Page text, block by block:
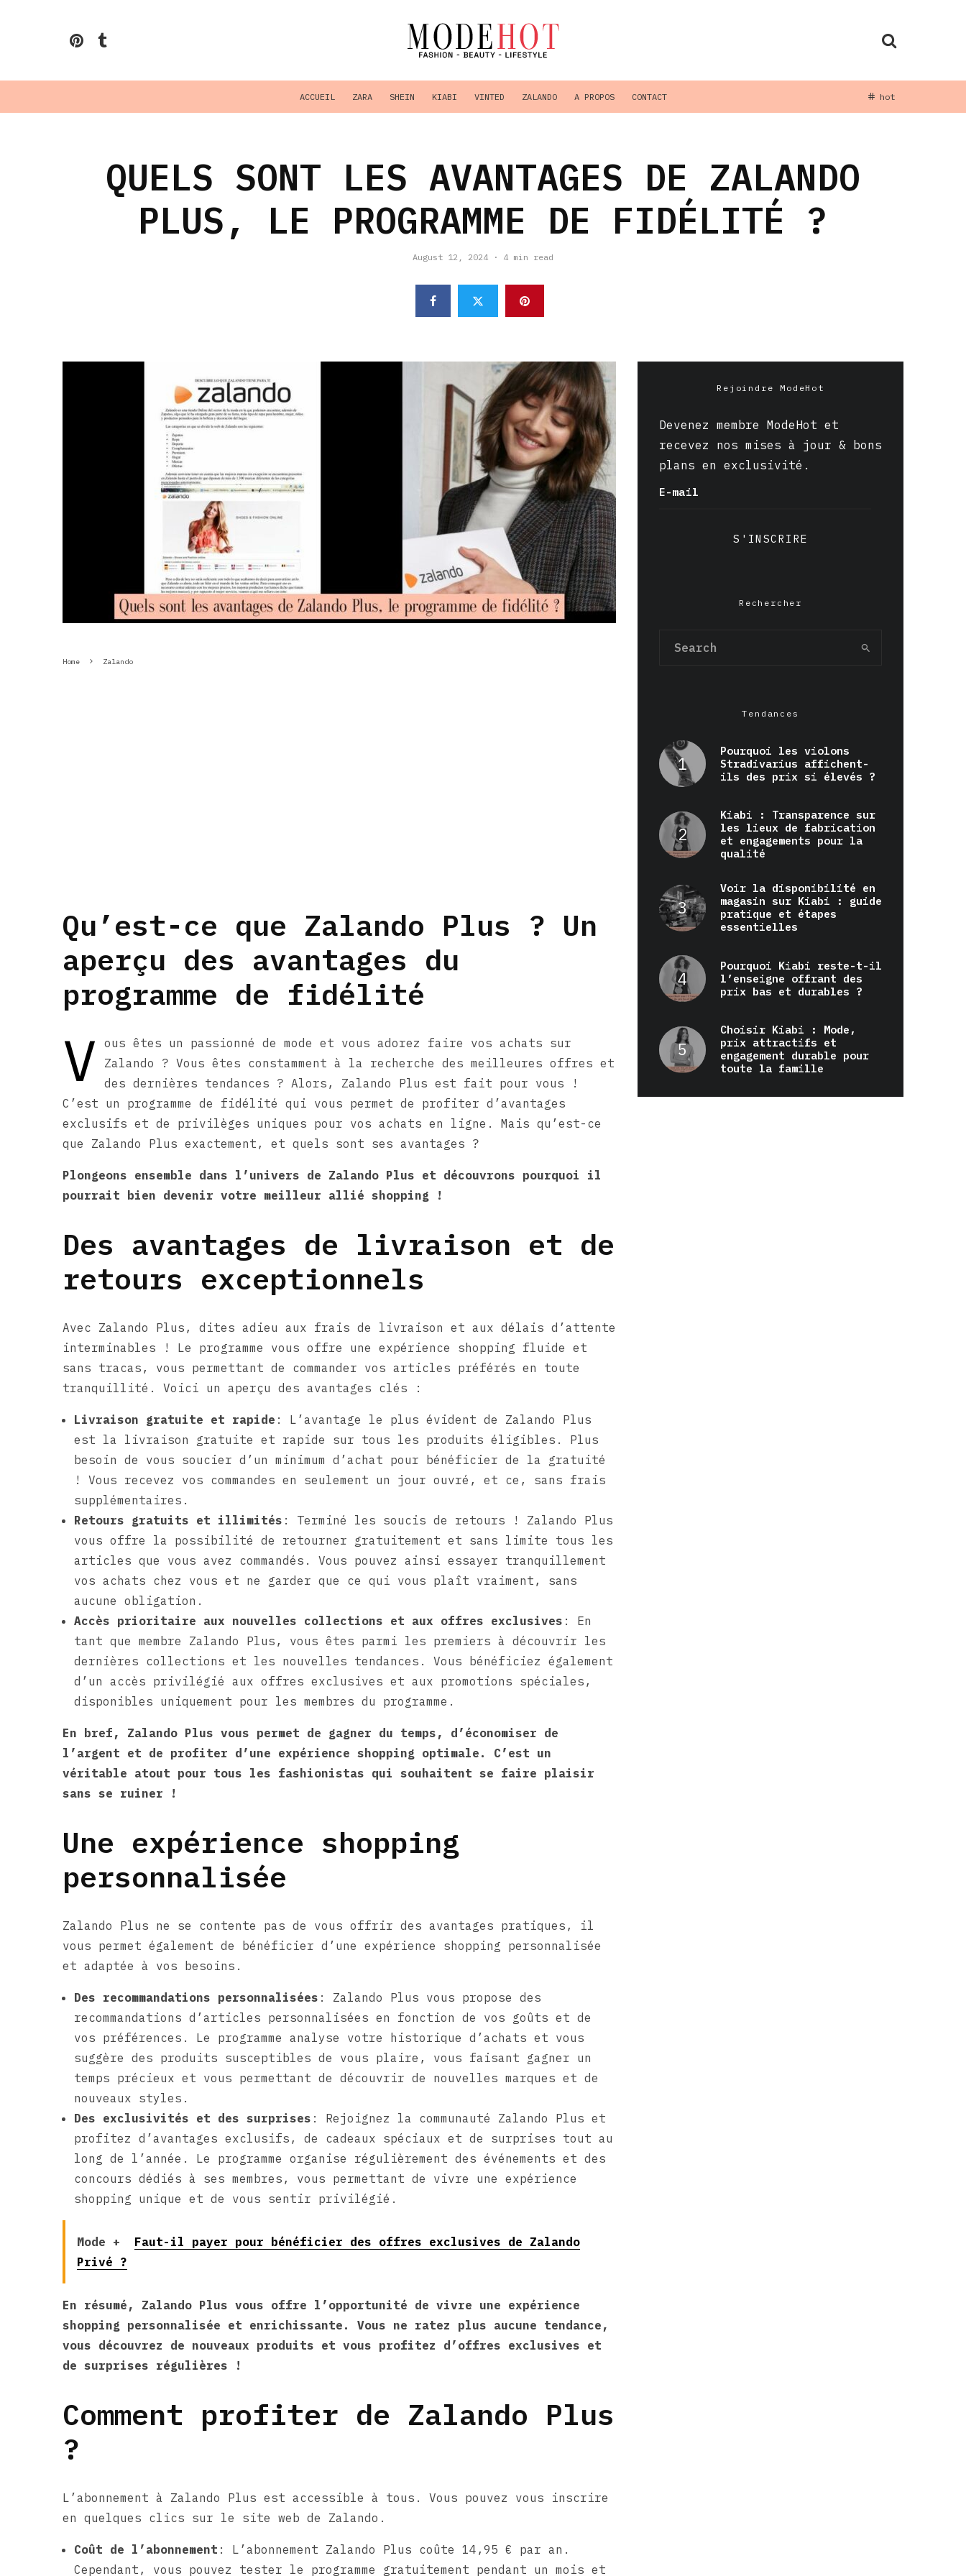
ACCUEIL ZARA SHEIN KIABI VINTED ZALANDO A PROPOS CONTACT hot
QUELS SONT LES AVANTAGES DE ZALANDO
PLUS, LE PROGRAMME DE FIDÉLITÉ ?
August 12, 2024 · 4 min read
Home Zalando
Qu’est-ce que Zalando Plus ? Un
aperçu des avantages du
programme de fidélité
V
ous êtes un passionné de mode et vous adorez faire vos achats sur
Zalando ? Vous êtes constamment à la recherche des meilleures offres et
des dernières tendances ? Alors, Zalando Plus est fait pour vous !
C’est un programme de fidélité qui vous permet de profiter d’avantages
exclusifs et de privilèges uniques pour vos achats en ligne. Mais qu’est-ce
que Zalando Plus exactement, et quels sont ses avantages ?
Plongeons ensemble dans l’univers de Zalando Plus et découvrons pourquoi il
pourrait bien devenir votre meilleur allié shopping !
Des avantages de livraison et de
retours exceptionnels
Avec Zalando Plus, dites adieu aux frais de livraison et aux délais d’attente
interminables ! Le programme vous offre une expérience shopping fluide et
sans tracas, vous permettant de commander vos articles préférés en toute
tranquillité. Voici un aperçu des avantages clés :
Livraison gratuite et rapide : L’avantage le plus évident de Zalando Plus
est la livraison gratuite et rapide sur tous les produits éligibles. Plus
besoin de vous soucier d’un minimum d’achat pour bénéficier de la gratuité
! Vous recevez vos commandes en seulement un jour ouvré, et ce, sans frais
supplémentaires.
Retours gratuits et illimités : Terminé les soucis de retours ! Zalando Plus
vous offre la possibilité de retourner gratuitement et sans limite tous les
articles que vous avez commandés. Vous pouvez ainsi essayer tranquillement
vos achats chez vous et ne garder que ce qui vous plaît vraiment, sans
aucune obligation.
Accès prioritaire aux nouvelles collections et aux offres exclusives : En
tant que membre Zalando Plus, vous êtes parmi les premiers à découvrir les
dernières collections et les nouvelles tendances. Vous bénéficiez également
d’un accès privilégié aux offres exclusives et aux promotions spéciales,
disponibles uniquement pour les membres du programme.
En bref, Zalando Plus vous permet de gagner du temps, d’économiser de
l’argent et de profiter d’une expérience shopping optimale. C’est un
véritable atout pour tous les fashionistas qui souhaitent se faire plaisir
sans se ruiner !
Une expérience shopping
personnalisée
Zalando Plus ne se contente pas de vous offrir des avantages pratiques, il
vous permet également de bénéficier d’une expérience shopping personnalisée
et adaptée à vos besoins.
Des recommandations personnalisées : Zalando Plus vous propose des
recommandations d’articles personnalisées en fonction de vos goûts et de
vos préférences. Le programme analyse votre historique d’achats et vous
suggère des produits susceptibles de vous plaire, vous faisant gagner un
temps précieux et vous permettant de découvrir de nouvelles marques et de
nouveaux styles.
Des exclusivités et des surprises : Rejoignez la communauté Zalando Plus et
profitez d’avantages exclusifs, de cadeaux spéciaux et de surprises tout au
long de l’année. Le programme organise régulièrement des événements et des
concours dédiés à ses membres, vous permettant de vivre une expérience
shopping unique et de vous sentir privilégié.
Mode +
Faut-il payer pour bénéficier des offres exclusives de Zalando
Privé ?
En résumé, Zalando Plus vous offre l’opportunité de vivre une expérience
shopping personnalisée et enrichissante. Vous ne ratez plus aucune tendance,
vous découvrez de nouveaux produits et vous profitez d’offres exclusives et
de surprises régulières !
Comment profiter de Zalando Plus
?
L’abonnement à Zalando Plus est accessible à tous. Vous pouvez vous inscrire
en quelques clics sur le site web de Zalando.
Coût de l’abonnement : L’abonnement Zalando Plus coûte 14,95 € par an.
Cependant, vous pouvez tester le programme gratuitement pendant un mois et
Rejoindre ModeHot
Devenez membre ModeHot et
recevez nos mises à jour & bons
plans en exclusivité.
E-mail
S'INSCRIRE
Rechercher
Tendances
Pourquoi les violons
Stradivarius affichent-
ils des prix si élevés ?
Kiabi : Transparence sur
les lieux de fabrication
et engagements pour la
qualité
Voir la disponibilité en
magasin sur Kiabi : guide
pratique et étapes
essentielles
Pourquoi Kiabi reste-t-il
l’enseigne offrant des
prix bas et durables ?
Choisir Kiabi : Mode,
prix attractifs et
engagement durable pour
toute la famille